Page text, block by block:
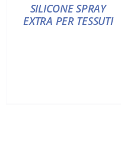
SILICONE SPRAY
EXTRA PER TESSUTI